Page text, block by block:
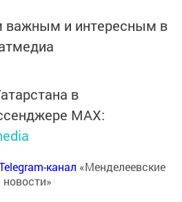
важным и интересным в
в
MАХ:
канал «Менделеевские
новости»